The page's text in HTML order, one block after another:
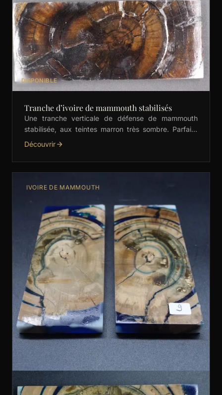
DISPONIBLE
Tranche d’ivoire de mammouth stabilisés
Une tranche verticale de défense de mammouth
stabilisée, aux teintes marron très sombre. Parfaite
pour les couteliers, elle est prête à être coupée,
Découvrir
IVOIRE DE MAMMOUTH